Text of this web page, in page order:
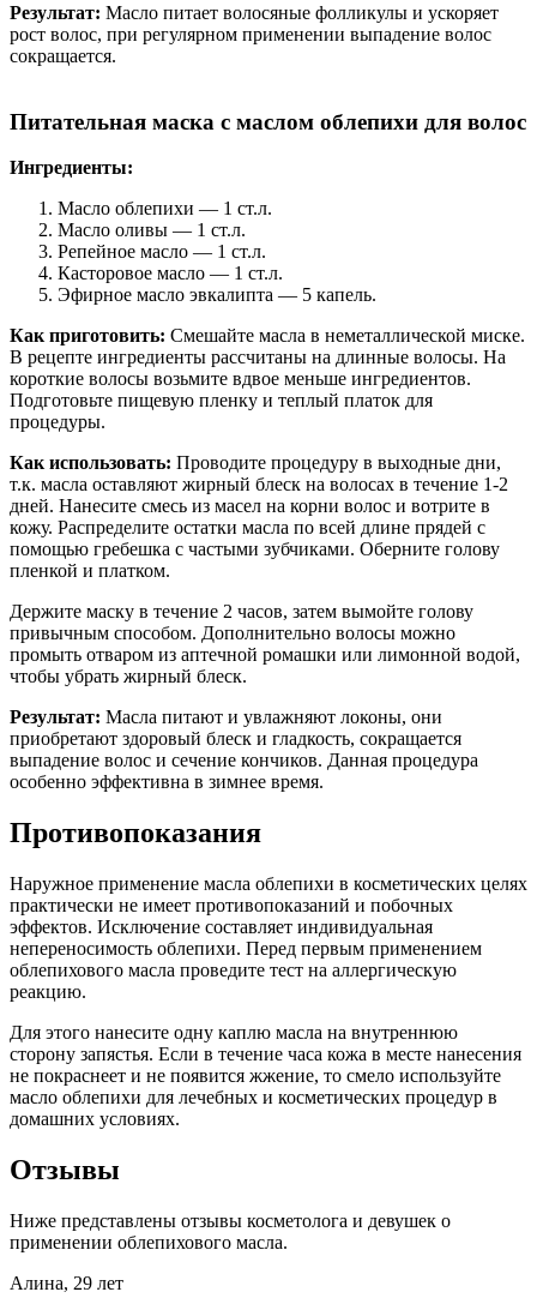
Результат: Масло питает волосяные фолликулы и ускоряет
рост волос, при регулярном применении выпадение волос
сокращается.
Питательная маска с маслом облепихи для волос
Ингредиенты:
Масло облепихи — 1 ст.л.
Масло оливы — 1 ст.л.
Репейное масло — 1 ст.л.
Касторовое масло — 1 ст.л.
Эфирное масло эвкалипта — 5 капель.
Как приготовить: Смешайте масла в неметаллической миске.
В рецепте ингредиенты рассчитаны на длинные волосы. На
короткие волосы возьмите вдвое меньше ингредиентов.
Подготовьте пищевую пленку и теплый платок для
процедуры.
Как использовать: Проводите процедуру в выходные дни,
т.к. масла оставляют жирный блеск на волосах в течение 1-2
дней. Нанесите смесь из масел на корни волос и вотрите в
кожу. Распределите остатки масла по всей длине прядей с
помощью гребешка с частыми зубчиками. Оберните голову
пленкой и платком.
Держите маску в течение 2 часов, затем вымойте голову
привычным способом. Дополнительно волосы можно
промыть отваром из аптечной ромашки или лимонной водой,
чтобы убрать жирный блеск.
Результат: Масла питают и увлажняют локоны, они
приобретают здоровый блеск и гладкость, сокращается
выпадение волос и сечение кончиков. Данная процедура
особенно эффективна в зимнее время.
Противопоказания
Наружное применение масла облепихи в косметических целях
практически не имеет противопоказаний и побочных
эффектов. Исключение составляет индивидуальная
непереносимость облепихи. Перед первым применением
облепихового масла проведите тест на аллергическую
реакцию.
Для этого нанесите одну каплю масла на внутреннюю
сторону запястья. Если в течение часа кожа в месте нанесения
не покраснеет и не появится жжение, то смело используйте
масло облепихи для лечебных и косметических процедур в
домашних условиях.
Отзывы
Ниже представлены отзывы косметолога и девушек о
применении облепихового масла.
Алина, 29 лет